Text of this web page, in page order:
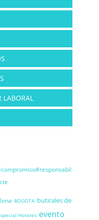
LABORAL
BOGOTA butirales de
Hoteles evento